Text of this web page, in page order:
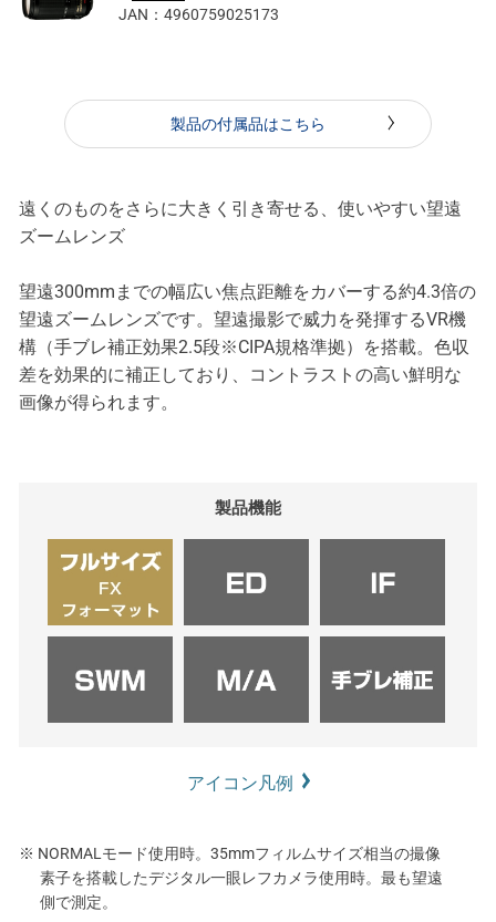
JAN： 4960759025173
製品の付属品はこちら
遠くのものをさらに大きく引き寄せる、使いやすい望遠
ズームレンズ
望遠300mmまでの幅広い焦点距離をカバーする約4.3倍の
望遠ズームレンズです。望遠撮影で威力を発揮するVR機
構（手ブレ補正効果2.5段※CIPA規格準拠）を搭載。色収
差を効果的に補正しており、コントラストの高い鮮明な
画像が得られます。
製品機能
アイコン凡例
※ NORMALモード使用時。35mmフィルムサイズ相当の撮像
素子を搭載したデジタル一眼レフカメラ使用時。最も望遠
側で測定。